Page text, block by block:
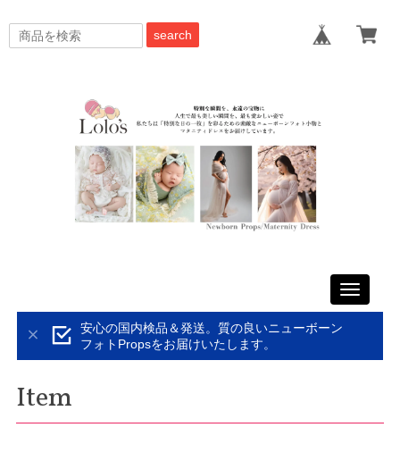
search
Toggle
安心の国内検品＆発送。質の良いニューボーン
フォトPropsをお届けいたします。
Item